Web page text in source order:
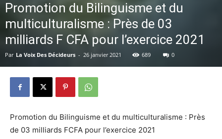
Promotion du Bilinguisme et du
multiculturalisme : Près de 03
milliards F CFA pour l’exercice 2021
Par La Voix Des Décideurs - 26 janvier 2021 689 0
Promotion du Bilinguisme et du multiculturalisme : Près
de 03 milliards FCFA pour l’exercice 2021